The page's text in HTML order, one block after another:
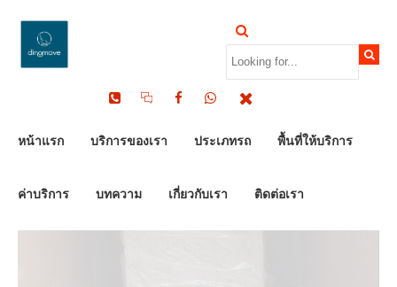
หน้าแรก บริการของเรา ประเภทรถ พื้นที่ให้บริการ
ค่าบริการ บทความ เกี่ยวกับเรา ติดต่อเรา